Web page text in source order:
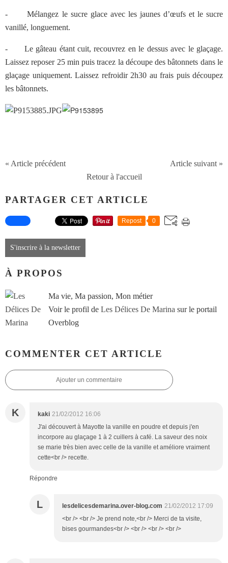
-
Mélangez le sucre glace avec les jaunes d’œufs et le sucre
vanillé, longuement.
-
Le gâteau étant cuit, recouvrez en le dessus avec le glaçage.
Laissez reposer 25 min puis tracez la découpe des bâtonnets dans le
glaçage uniquement. Laissez refroidir 2h30 au frais puis découpez
les bâtonnets.
« Article précédent
Article suivant »
Retour à l'accueil
PARTAGER CET ARTICLE
Repost 0
S'inscrire à la newsletter
À PROPOS
Ma vie, Ma passion, Mon métier
Voir le profil de Les Délices De Marina sur le portail
Overblog
COMMENTER CET ARTICLE
Ajouter un commentaire
K kaki 21/02/2012 16:06
J'ai découvert à Mayotte la vanille en poudre et depuis j'en
incorpore au glaçage 1 à 2 cuillers à café. La saveur des noix
se marie très bien avec celle de la vanille et améliore vraiment
cette<br /> recette.
Répondre
L lesdelicesdemarina.over-blog.com 21/02/2012 17:09
<br /> <br /> Je prend note,<br /> Merci de ta visite,
bises gourmandes<br /> <br /> <br /> <br />